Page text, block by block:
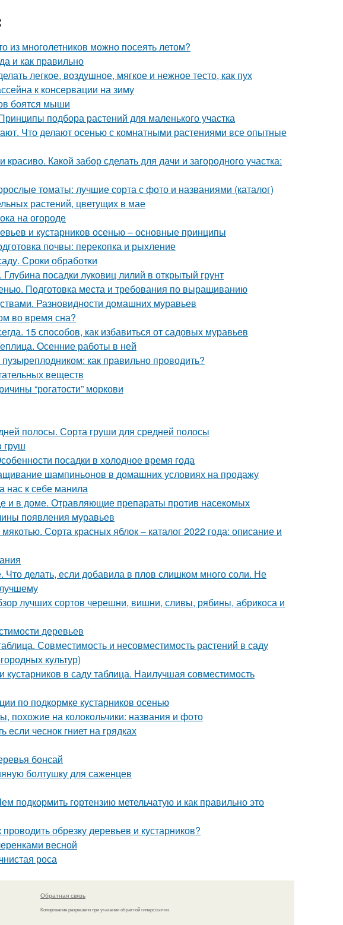
из многолетников можно посеять летом?
и как правильно
легкое, воздушное, мягкое и нежное тесто, как пух
к консервации на зиму
боятся мыши
подбора растений для маленького участка
Что делают осенью с комнатными растениями все опытные
Какой забор сделать для дачи и загородного участка:
томаты: лучшие сорта с фото и названиями (каталог)
растений, цветущих в мае
на огороде
и кустарников осенью – основные принципы
почвы: перекопка и рыхление
Сроки обработки
посадки луковиц лилий в открытый грунт
Подготовка места и требования по выращиванию
Разновидности домашних муравьев
во время сна?
15 способов, как избавиться от садовых муравьев
Осенние работы в ней
как правильно проводить?
веществ
“рогатости” моркови
полосы. Сорта груши для средней полосы
груш
посадки в холодное время года
шампиньонов в домашних условиях на продажу
нас к себе манила
и в доме. Отравляющие препараты против насекомых
появления муравьев
Сорта красных яблок – каталог 2022 года: описание и
Что делать, если добавила в плов слишком много соли. Не
лучших сортов черешни, вишни, сливы, рябины, абрикоса и
деревьев
Совместимость и несовместимость растений в саду
культур)
в саду таблица. Наилучшая совместимость
по подкормке кустарников осенью
похожие на колокольчики: названия и фото
если чеснок гниет на грядках
бонсай
болтушку для саженцев
подкормить гортензию метельчатую и как правильно это
обрезку деревьев и кустарников?
весной
роса
Обратная связь
Копирование разрешено при указании обратной гиперссылки.